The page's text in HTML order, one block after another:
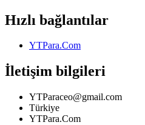
Hızlı bağlantılar
YTPara.Com
İletişim bilgileri
YTParaceo@gmail.com
Türkiye
YTPara.Com